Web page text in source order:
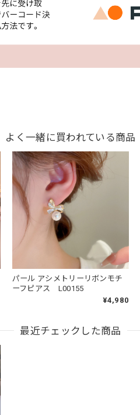
よく一緒に買われている商品
パール アシメトリーリボンモチ
ーフピアス L00155
¥4,980
最近チェックした商品